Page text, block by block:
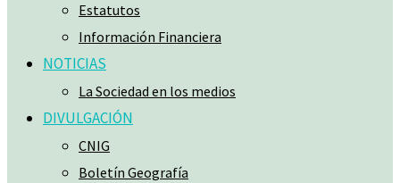
Estatutos
Información Financiera
NOTICIAS
La Sociedad en los medios
DIVULGACIÓN
CNIG
Boletín Geografía